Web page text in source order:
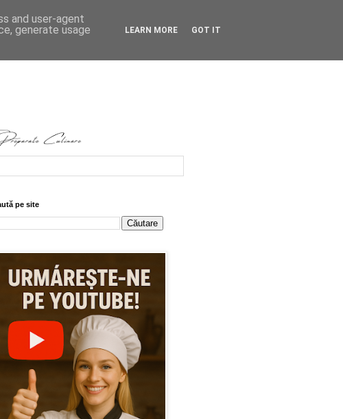
pe site
and user-agent
generate usage
LEARN MORE GOT IT